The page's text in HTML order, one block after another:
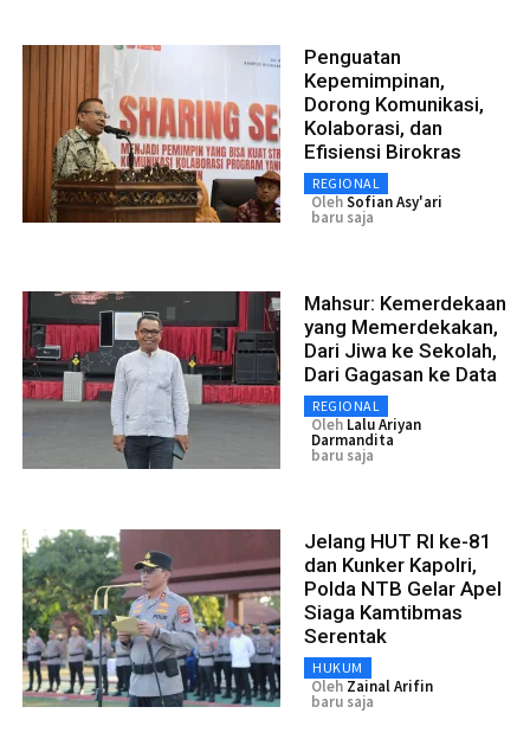
Penguatan
Kepemimpinan,
Dorong Komunikasi,
Kolaborasi, dan
Efisiensi Birokras
REGIONAL
OlehSofian Asy'ari
baru saja
Mahsur: Kemerdekaan
yang Memerdekakan,
Dari Jiwa ke Sekolah,
Dari Gagasan ke Data
REGIONAL
Oleh Lalu Ariyan
Darmandita
baru saja
Jelang HUT RI ke-81
dan Kunker Kapolri,
Polda NTB Gelar Apel
Siaga Kamtibmas
Serentak
HUKUM
Oleh Zainal Arifin
baru saja